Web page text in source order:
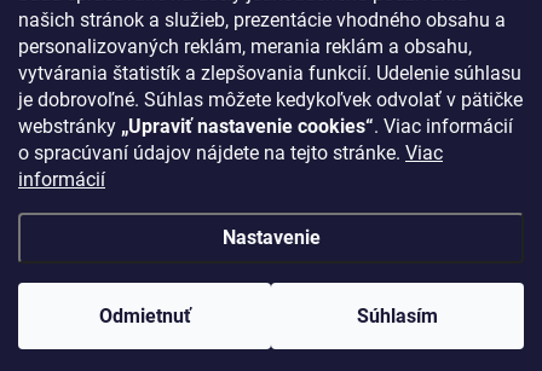
našich stránok a služieb, prezentácie vhodného obsahu a
personalizovaných reklám, merania reklám a obsahu,
vytvárania štatistík a zlepšovania funkcií. Udelenie súhlasu
je dobrovoľné. Súhlas môžete kedykoľvek odvolať v pätičke
webstránky „Upraviť nastavenie cookies“. Viac informácií
o spracúvaní údajov nájdete na tejto stránke. Viac
informácií
Nastavenie
Odmietnuť Súhlasím
https://www.facebook.com/klimapreteba.sk
klimapreteba
https://www.youtube.com/@klimapreteba
nastavenie cookies